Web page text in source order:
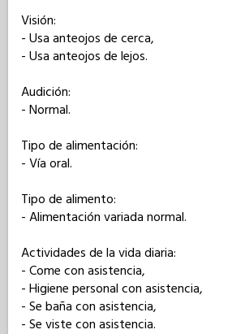
Visión:
- Usa anteojos de cerca,
- Usa anteojos de lejos.
Audición:
- Normal.
Tipo de alimentación:
- Vía oral.
Tipo de alimento:
- Alimentación variada normal.
Actividades de la vida diaria:
- Come con asistencia,
- Higiene personal con asistencia,
- Se baña con asistencia,
- Se viste con asistencia.